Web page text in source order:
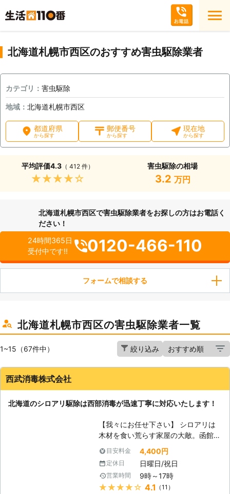
北海道札幌市西区のおすすめ害虫駆除業者
カテゴリ： 害虫駆除
地域： 北海道札幌市西区
都道府県
から探す
郵便番号
から探す
現在地
から探す
平均評価4.3（ 412 件）
★★★★★
害虫駆除の相場
3.2 万円
北海道札幌市西区で害虫駆除業者をお探しの方はお電話く
ださい！
24時間365日
受付中です!!
0120-466-110
フォームで相談する
北海道札幌市西区の害虫駆除業者一覧
1~15（67件中） 絞り込み
西武消毒株式会社
北海道のシロアリ駆除は西部消毒が迅速丁寧に対応いたします！
【我々にお任せ下さい】 シロアリは
木材を食い荒らす家屋の大敵。函館は
北海道でも南部に位置するため、ヤマ
トシロアリの発生が昔から確認されて
います。むしろ、高温が苦手なシロア
リにとって、函館の冷涼な夏場は、最
も活発に動きまわることが出来る気温
目安料金 4,400円
定休日 日曜日/祝日
営業時間 9時～17時
★★★★★ 4.1 （11）